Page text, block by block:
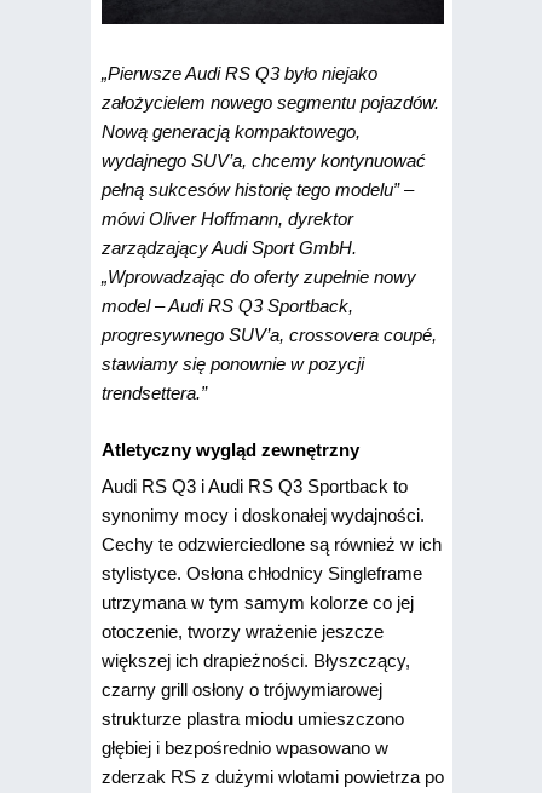
„Pierwsze Audi RS Q3 było niejako
założycielem nowego segmentu pojazdów.
Nową generacją kompaktowego,
wydajnego SUV’a, chcemy kontynuować
pełną sukcesów historię tego modelu” –
mówi Oliver Hoffmann, dyrektor
zarządzający Audi Sport GmbH.
„Wprowadzając do oferty zupełnie nowy
model – Audi RS Q3 Sportback,
progresywnego SUV’a, crossovera coupé,
stawiamy się ponownie w pozycji
trendsettera.”
Atletyczny wygląd zewnętrzny
Audi RS Q3 i Audi RS Q3 Sportback to
synonimy mocy i doskonałej wydajności.
Cechy te odzwierciedlone są również w ich
stylistyce. Osłona chłodnicy Singleframe
utrzymana w tym samym kolorze co jej
otoczenie, tworzy wrażenie jeszcze
większej ich drapieżności. Błyszczący,
czarny grill osłony o trójwymiarowej
strukturze plastra miodu umieszczono
głębiej i bezpośrednio wpasowano w
zderzak RS z dużymi wlotami powietrza po